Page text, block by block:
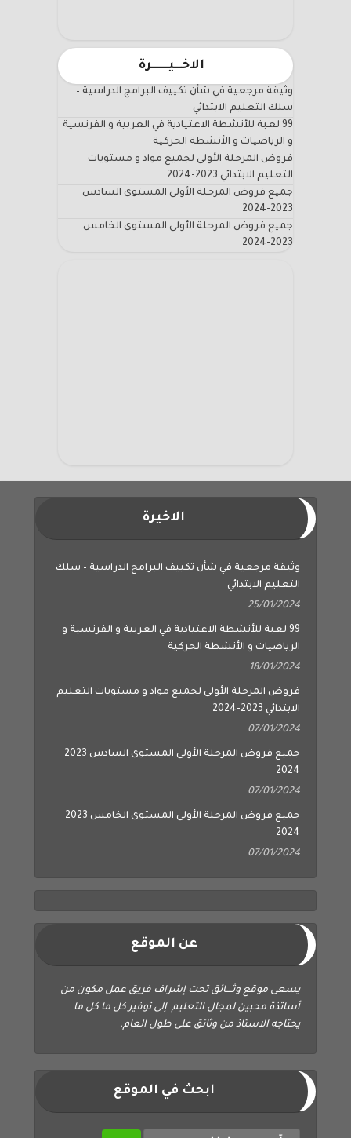
الاخـــيـــــــرة
وثيقة مرجعية في شأن تكييف البرامج الدراسية –
سلك التعليم الابتدائي
99 لعبة للأنشطة الاعتيادية في العربية و الفرنسية
و الرياضيات و الأنشطة الحركية
فروض المرحلة الأولى لجميع مواد و مستويات
التعليم الابتدائي 2023-2024
جميع فروض المرحلة الأولى المستوى السادس
2023-2024
جميع فروض المرحلة الأولى المستوى الخامس
2023-2024
الاخيرة
وثيقة مرجعية في شأن تكييف البرامج الدراسية – سلك
التعليم الابتدائي
25/01/2024
99 لعبة للأنشطة الاعتيادية في العربية و الفرنسية و
الرياضيات و الأنشطة الحركية
18/01/2024
فروض المرحلة الأولى لجميع مواد و مستويات التعليم
الابتدائي 2023-2024
07/01/2024
جميع فروض المرحلة الأولى المستوى السادس 2023-
2024
07/01/2024
جميع فروض المرحلة الأولى المستوى الخامس 2023-
2024
07/01/2024
عن الموقع
يسعى موقع وثــــائق تحت إشراف فريق عمل مكون من
أساتذة محبين لمجال التعليم إلى توفير كل ما كل ما
يحتاجه الاستاذ من وثائق على طول العام.
ابحث في الموقع